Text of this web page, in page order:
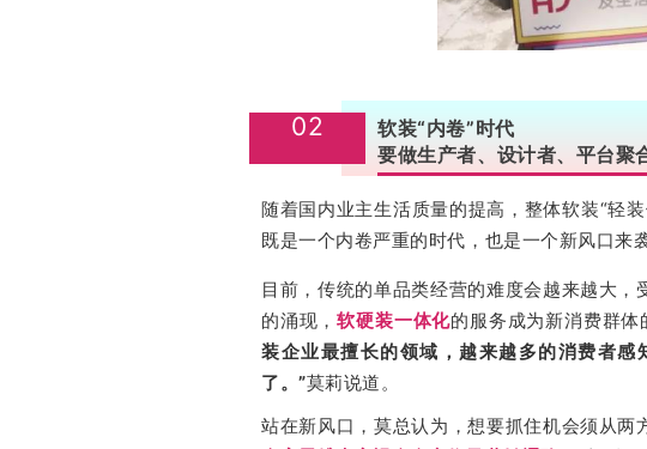
02
软装“内卷”时代
要做生产者、设计者、平台聚
随着国内业主生活质量的提高，整体软装“轻
既是一个内卷严重的时代，也是一个新风口来
目前，传统的单品类经营的难度会越来越大
的涌现，软硬装一体化的服务成为新消费群
装企业最擅长的领域，越来越多的消费者
了。”莫莉说道。
站在新风口，莫总认为，想要抓住机会须从两